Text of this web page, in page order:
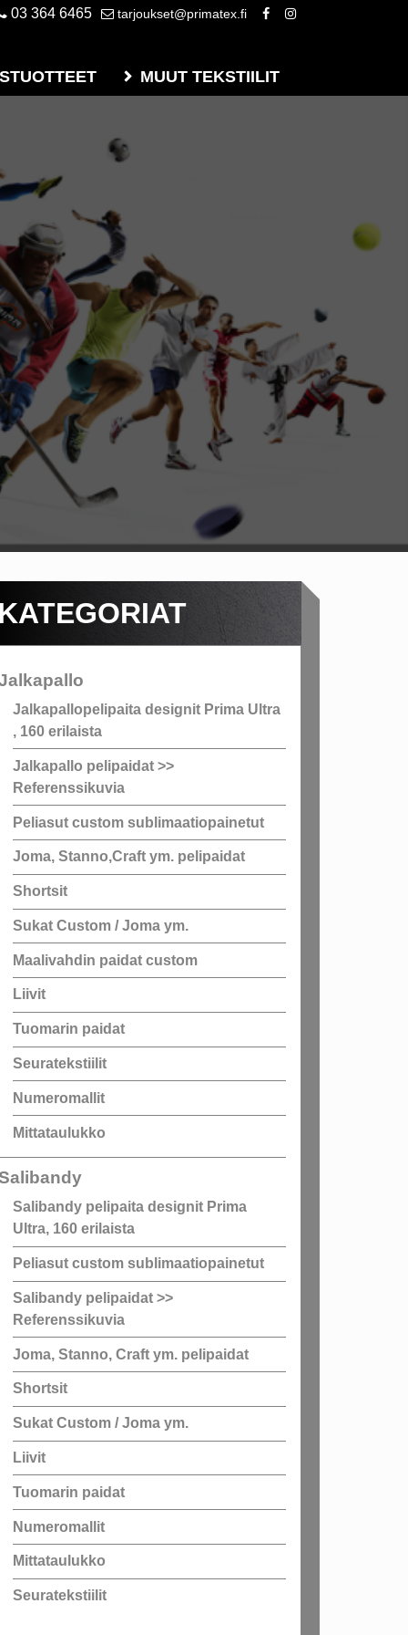
03 364 6465 tarjoukset@primatex.fi
MUUT TEKSTIILIT
Jalkapallopelipaita designit Prima Ultra
, 160 erilaista
Jalkapallo pelipaidat >>
Referenssikuvia
Peliasut custom sublimaatiopainetut
Joma, Stanno,Craft ym. pelipaidat
Shortsit
Sukat Custom / Joma ym.
Maalivahdin paidat custom
Liivit
Tuomarin paidat
Seuratekstiilit
Numeromallit
Mittataulukko
Salibandy pelipaita designit Prima
Ultra, 160 erilaista
Peliasut custom sublimaatiopainetut
Salibandy pelipaidat >>
Referenssikuvia
Joma, Stanno, Craft ym. pelipaidat
Shortsit
Sukat Custom / Joma ym.
Liivit
Tuomarin paidat
Numeromallit
Mittataulukko
Seuratekstiilit